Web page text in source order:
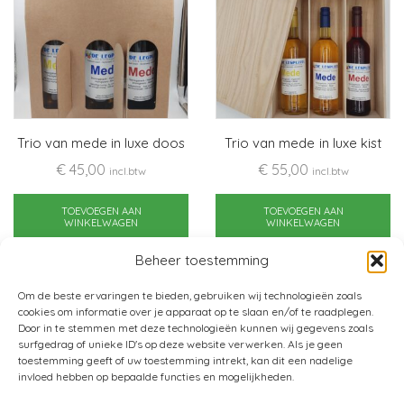
Beheer toestemming
Om de beste ervaringen te bieden, gebruiken wij technologieën zoals
cookies om informatie over je apparaat op te slaan en/of te raadplegen.
Door in te stemmen met deze technologieën kunnen wij gegevens zoals
surfgedrag of unieke ID's op deze website verwerken. Als je geen
toestemming geeft of uw toestemming intrekt, kan dit een nadelige
invloed hebben op bepaalde functies en mogelijkheden.
Trio van mede in luxe doos
€ 45,00 incl.btw
TOEVOEGEN AAN
WINKELWAGEN
Trio van mede in luxe kist
€55,00 incl.btw
TOEVOEGEN AAN
WINKELWAGEN